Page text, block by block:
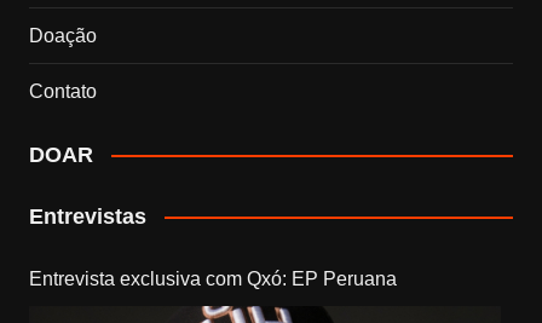
Doação
Contato
DOAR
Entrevistas
Entrevista exclusiva com Qxó: EP Peruana